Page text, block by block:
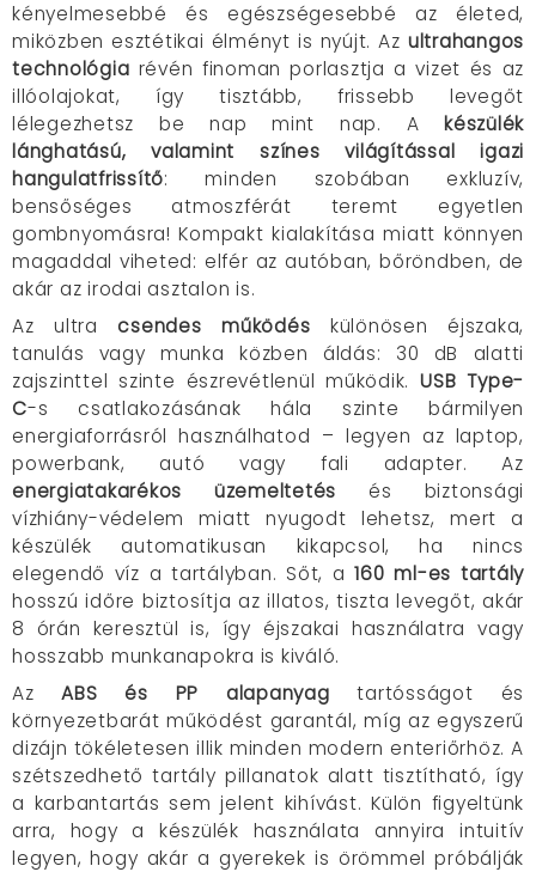
kényelmesebbé és egészségesebbé az életed,
miközben esztétikai élményt is nyújt. Az ultrahangos
technológia révén finoman porlasztja a vizet és az
illóolajokat, így tisztább, frissebb levegőt
lélegezhetsz be nap mint nap. A készülék
lánghatású, valamint színes világítással igazi
hangulatfrissítő: minden szobában exkluzív,
bensőséges atmoszférát teremt egyetlen
gombnyomásra! Kompakt kialakítása miatt könnyen
magaddal viheted: elfér az autóban, bőröndben, de
akár az irodai asztalon is.
Az ultra csendes működés különösen éjszaka,
tanulás vagy munka közben áldás: 30 dB alatti
zajszinttel szinte észrevétlenül működik.USB Type-
C-s csatlakozásának hála szinte bármilyen
energiaforrásról használhatod – legyen az laptop,
powerbank, autó vagy fali adapter. Az
energiatakarékos üzemeltetés és biztonsági
vízhiány-védelem miatt nyugodt lehetsz, mert a
készülék automatikusan kikapcsol, ha nincs
elegendő víz a tartályban. Sőt, a160 ml-es tartály
hosszú időre biztosítja az illatos, tiszta levegőt, akár
8 órán keresztül is, így éjszakai használatra vagy
hosszabb munkanapokra is kiváló.
AzABS és PP alapanyag tartósságot és
környezetbarát működést garantál, míg az egyszerű
dizájn tökéletesen illik minden modern enteriőrhöz. A
szétszedhető tartály pillanatok alatt tisztítható, így
a karbantartás sem jelent kihívást. Külön figyeltünk
arra, hogy a készülék használata annyira intuitív
legyen, hogy akár a gyerekek is örömmel próbálják